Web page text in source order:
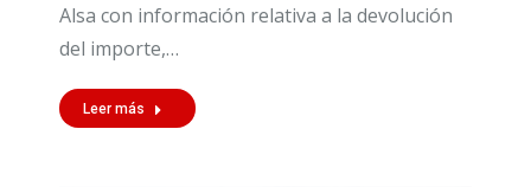
Alsa con información relativa a la devolución
del importe,…
Leer más